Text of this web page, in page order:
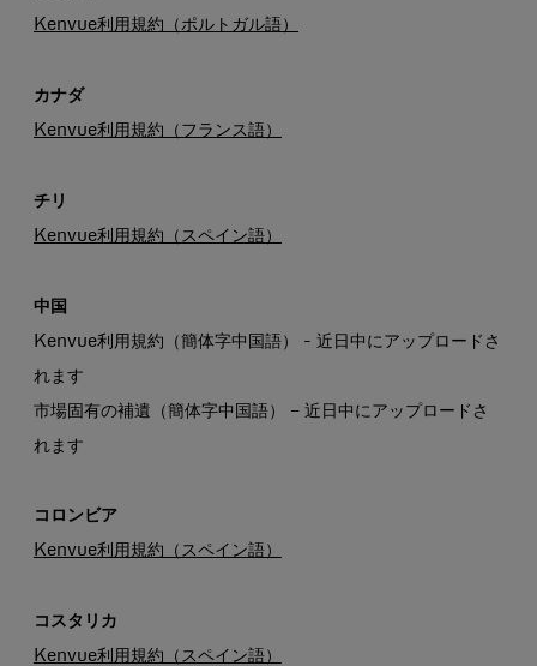
Kenvue利用規約（ポルトガル語）
カナダ
Kenvue利用規約（フランス語）
チリ
Kenvue利用規約（スペイン語）
中国
Kenvue利用規約（簡体字中国語） - 近日中にアップロードさ
れます
市場固有の補遺（簡体字中国語） – 近日中にアップロードさ
れます
コロンビア
Kenvue利用規約（スペイン語）
コスタリカ
Kenvue利用規約（スペイン語）